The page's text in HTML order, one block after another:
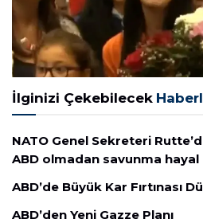
İlginizi Çekebilecek
NATO Genel Sekreteri
ABD olmadan savunma hayal
ABD’de Büyük Kar Fırtınası
ABD’den Yeni Gazze Planı